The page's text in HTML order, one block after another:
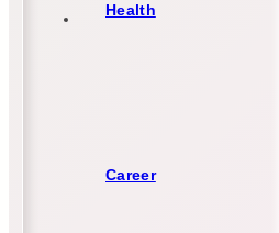
Health
Career